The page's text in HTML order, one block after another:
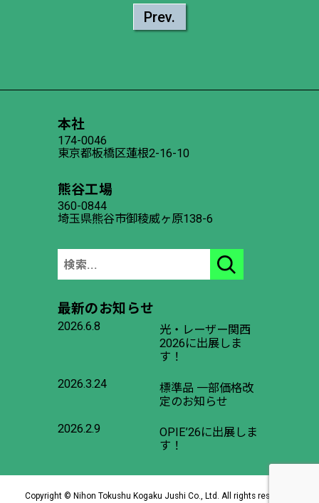
Prev.
本社
174-0046
東京都板橋区蓮根2-16-10
熊谷工場
360-0844
埼玉県熊谷市御稜威ヶ原138-6
最新のお知らせ
2026.6.8
光・レーザー関西
2026に出展しま
す！
2026.3.24
標準品 一部価格改
定のお知らせ
2026.2.9
OPIE’26に出展しま
す！
Copyright © Nihon Tokushu Kogaku Jushi Co., Ltd. All rights reserved.